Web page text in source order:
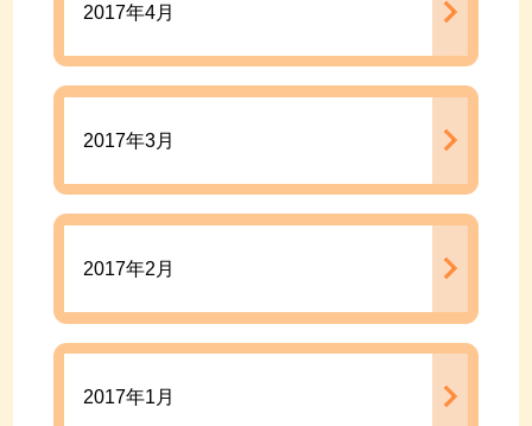
2017年4月
2017年3月
2017年2月
2017年1月